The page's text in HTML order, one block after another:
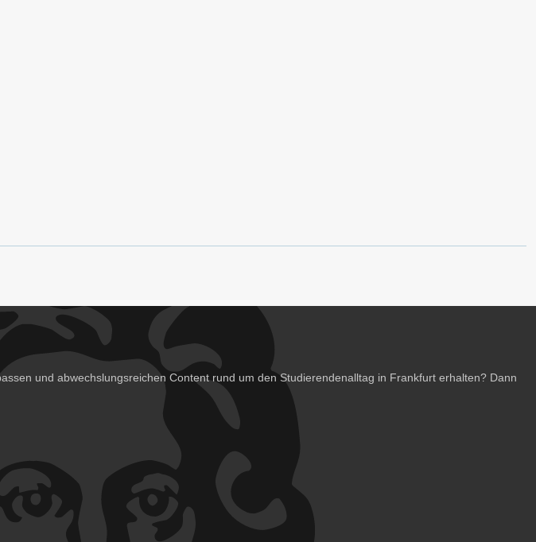
und abwechslungsreichen Content rund um den Studierendenalltag in Frankfurt erhalten? Dann